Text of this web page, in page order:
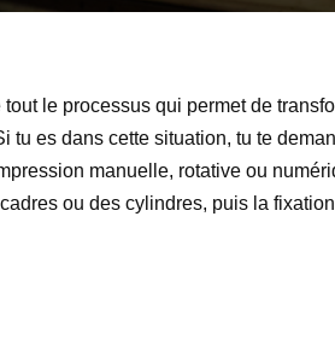
le processus qui permet de
es dans cette situation, tu te
manuelle, rotative ou
ou des cylindres, puis la